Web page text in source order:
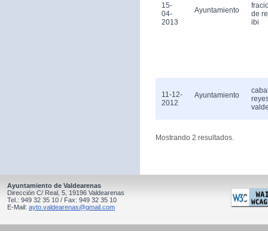
15-
04-
2013
Ayuntamiento
de
ibi
11-12-
2012
Ayuntamiento
Mostrando 2 resultados.
Ayuntamiento de Valdearenas
Dirección C/ Real, 5, 19196 Valdearenas
Tel.: 949 32 35 10 / Fax: 949 32 35 10
E-Mail: ayto.valdearenas@gmail.com